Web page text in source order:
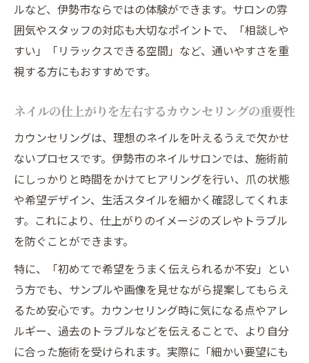
ルなど、伊勢市ならではの体験ができます。サロンの雰
囲気やスタッフの対応も大切なポイントで、「相談しや
すい」「リラックスできる空間」など、通いやすさを重
視する方にもおすすめです。
ネイルの仕上がりを左右するカウンセリングの重要性
カウンセリングは、理想のネイルを叶えるうえで欠かせ
ないプロセスです。伊勢市のネイルサロンでは、施術前
にしっかりと時間をかけてヒアリングを行い、爪の状態
や希望デザイン、生活スタイルを細かく確認してくれま
す。これにより、仕上がりのイメージのズレやトラブル
を防ぐことができます。
特に、「初めてで希望をうまく伝えられるか不安」とい
う方でも、サンプルや画像を見せながら提案してもらえ
るため安心です。カウンセリング時に気になる点やアレ
ルギー、過去のトラブルなどを伝えることで、より自分
に合った施術を受けられます。実際に「細かい要望にも